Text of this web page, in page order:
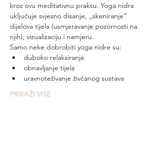
kroz ovu meditativnu praksu. Yoga nidra
uključuje svjesno disanje, „skeniranje“
dijelova tijela (usmjeravanje pozornosti na
njih), vizualizaciju i namjeru.
Samo neke dobrobiti yoga nidre su:
duboko relaksiranje
obnavljanje tijela
uravnoteživanje živčanog sustava
PRIKAŽI VIŠE